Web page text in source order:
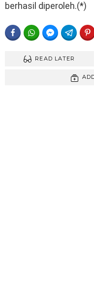
berhasil diperoleh.(*)
FACEBOOKWHATSAPP
READ LATER